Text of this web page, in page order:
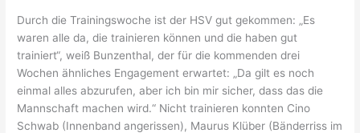
Durch die Trainingswoche ist der HSV gut gekommen: „Es
waren alle da, die trainieren können und die haben gut
trainiert“, weiß Bunzenthal, der für die kommenden drei
Wochen ähnliches Engagement erwartet: „Da gilt es noch
einmal alles abzurufen, aber ich bin mir sicher, dass das die
Mannschaft machen wird.“ Nicht trainieren konnten Cino
Schwab (Innenband angerissen), Maurus Klüber (Bänderriss im